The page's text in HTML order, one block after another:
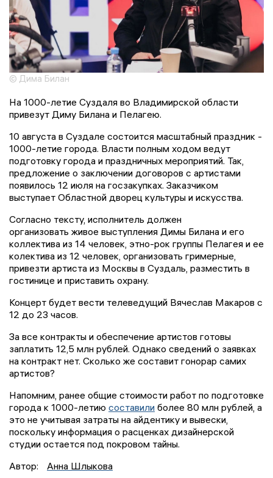
© Дима Билан
На 1000-летие Суздаля во Владимирской области
привезут Диму Билана и Пелагею.
10 августа в Суздале состоится масштабный праздник -
1000-летие города. Власти полным ходом ведут
подготовку города и праздничных мероприятий. Так,
предложение о заключении договоров с артистами
появилось 12 июля на госзакупках. Заказчиком
выступает Областной дворец культуры и искусства.
Согласно тексту, исполнитель должен
организовать живое выступления Димы Билана и его
коллектива из 14 человек, этно-рок группы Пелагея и ее
колектива из 12 человек, организовать гримерные,
привезти артиста из Москвы в Суздаль, разместить в
гостинице и приставить охрану.
Концерт будет вести телеведущий Вячеслав Макаров с
12 до 23 часов.
За все контракты и обеспечение артистов готовы
заплатить 12,5 млн рублей. Однако сведений о заявках
на контракт нет. Сколько же составит гонорар самих
артистов?
Напомним, ранее общие стоимости работ по подготовке
города к 1000-летию составили более 80 млн рублей, а
это не учитывая затраты на айдентику и вывески,
поскольку информация о расценках дизайнерской
студии остается под покровом тайны.
Автор:
Анна Шлыкова